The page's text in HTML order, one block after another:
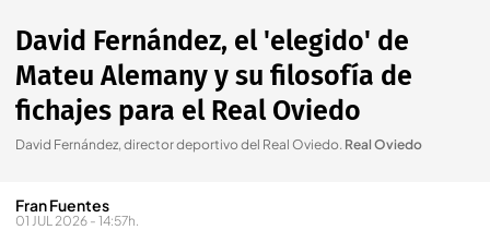
David Fernández, el 'elegido' de
Mateu Alemany y su filosofía de
fichajes para el Real Oviedo
David Fernández, director deportivo del Real Oviedo. Real Oviedo
Fran Fuentes
01 JUL 2026 - 14:57h.